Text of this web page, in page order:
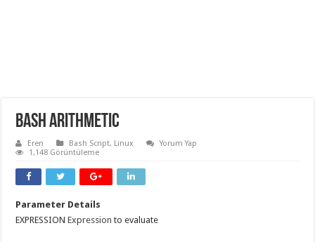
Bash Arithmetic
Eren Bash Script, Linux
Yorum Yap
1,148 Görüntüleme
Parameter Details
EXPRESSIONExpressionto evaluate